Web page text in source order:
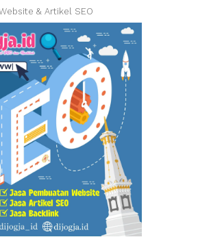
& Artikel SEO